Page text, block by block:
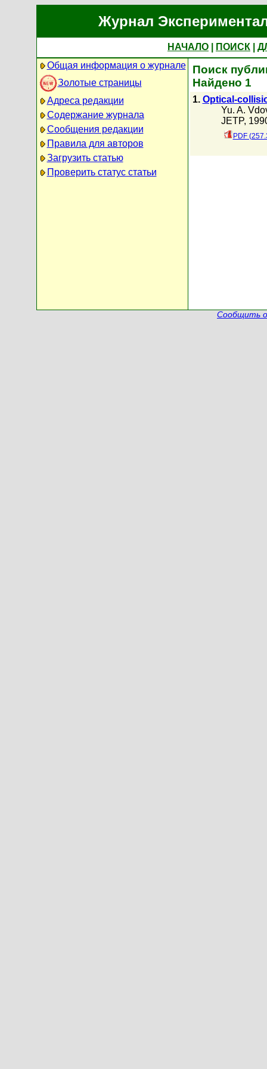
Журнал
НАЧАЛО ПОИСК
Общая информация о журнале
Золотые страницы
Адреса редакции
Содержание журнала
Сообщения редакции
Правила для авторов
Загрузить статью
Проверить статус статьи
Поиск
Найдено 1
1. Optical-
Yu. A.
JETP,
PDF
Сообщить о